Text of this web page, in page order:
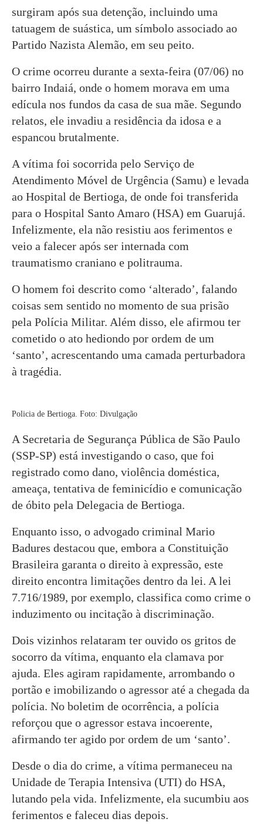
surgiram após sua detenção, incluindo uma
tatuagem de suástica, um símbolo associado ao
Partido Nazista Alemão, em seu peito.
O crime ocorreu durante a sexta-feira (07/06) no
bairro Indaiá, onde o homem morava em uma
edícula nos fundos da casa de sua mãe. Segundo
relatos, ele invadiu a residência da idosa e a
espancou brutalmente.
A vítima foi socorrida pelo Serviço de
Atendimento Móvel de Urgência (Samu) e levada
ao Hospital de Bertioga, de onde foi transferida
para o Hospital Santo Amaro (HSA) em Guarujá.
Infelizmente, ela não resistiu aos ferimentos e
veio a falecer após ser internada com
traumatismo craniano e politrauma.
O homem foi descrito como ‘alterado’, falando
coisas sem sentido no momento de sua prisão
pela Polícia Militar. Além disso, ele afirmou ter
cometido o ato hediondo por ordem de um
‘santo’, acrescentando uma camada perturbadora
à tragédia.
Policia de Bertioga. Foto: Divulgação
A Secretaria de Segurança Pública de São Paulo
(SSP-SP) está investigando o caso, que foi
registrado como dano, violência doméstica,
ameaça, tentativa de feminicídio e comunicação
de óbito pela Delegacia de Bertioga.
Enquanto isso, o advogado criminal Mario
Badures destacou que, embora a Constituição
Brasileira garanta o direito à expressão, este
direito encontra limitações dentro da lei. A lei
7.716/1989, por exemplo, classifica como crime o
induzimento ou incitação à discriminação.
Dois vizinhos relataram ter ouvido os gritos de
socorro da vítima, enquanto ela clamava por
ajuda. Eles agiram rapidamente, arrombando o
portão e imobilizando o agressor até a chegada da
polícia. No boletim de ocorrência, a polícia
reforçou que o agressor estava incoerente,
afirmando ter agido por ordem de um ‘santo’.
Desde o dia do crime, a vítima permaneceu na
Unidade de Terapia Intensiva (UTI) do HSA,
lutando pela vida. Infelizmente, ela sucumbiu aos
ferimentos e faleceu dias depois.